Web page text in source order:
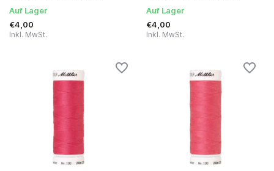
Auf Lager
€4,00
Inkl. MwSt.
Auf Lager
€4,00
Inkl. MwSt.